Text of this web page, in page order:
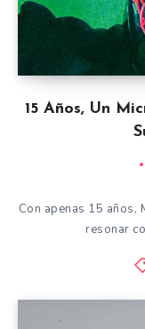
15 Años, Un
Con apenas 15 años,
resonar